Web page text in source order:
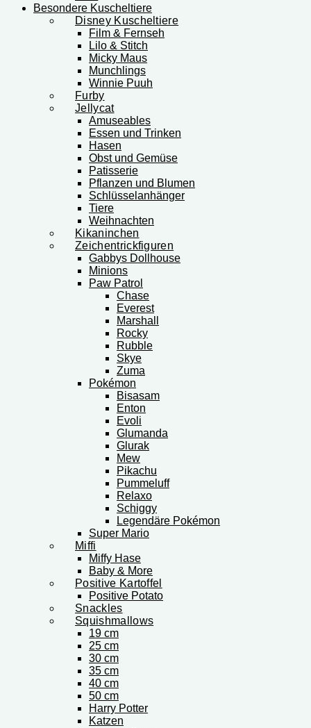
Besondere Kuscheltiere
Disney Kuscheltiere
Film & Fernseh
Lilo & Stitch
Micky Maus
Munchlings
Winnie Puuh
Furby
Jellycat
Amuseables
Essen und Trinken
Hasen
Obst und Gemüse
Patisserie
Pflanzen und Blumen
Schlüsselanhänger
Tiere
Weihnachten
Kikaninchen
Zeichentrickfiguren
Gabbys Dollhouse
Minions
Paw Patrol
Chase
Everest
Marshall
Rocky
Rubble
Skye
Zuma
Pokémon
Bisasam
Enton
Evoli
Glumanda
Glurak
Mew
Pikachu
Pummeluff
Relaxo
Schiggy
Legendäre Pokémon
Super Mario
Miffi
Miffy Hase
Baby & More
Positive Kartoffel
Positive Potato
Snackles
Squishmallows
19 cm
25 cm
30 cm
35 cm
40 cm
50 cm
Harry Potter
Katzen